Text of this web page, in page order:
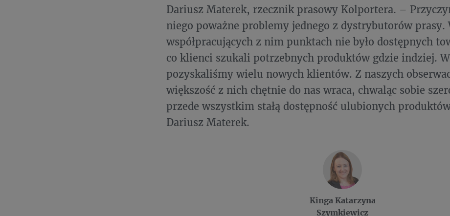
Dariusz Materek, rzecznik prasowy Kolportera. –
niego poważne problemy jednego z dystrybutorów prasy.
współpracujących z nim punktach nie było dostępnych
co klienci szukali potrzebnych produktów gdzie indziej.
pozyskaliśmy wielu nowych klientów. Z naszych
większość z nich chętnie do nas wraca, chwaląc sobie
przede wszystkim stałą dostępność ulubionych
Dariusz Materek.
Kinga Katarzyna
Szymkiewicz